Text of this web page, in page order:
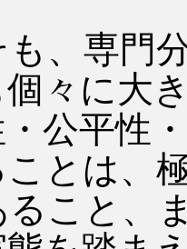
、専門
々に大
公平性
とは、
こと、